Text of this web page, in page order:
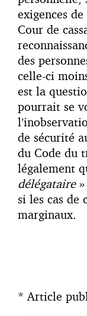
exigences
Cour de
des
celle-ci
est la
pourrait se
de sécurité
du Code du
légalement
délégataire»
si les cas de
marginaux.
* Article